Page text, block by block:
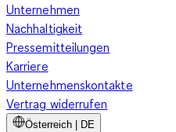
Unternehmen
Nachhaltigkeit
Pressemitteilungen
Karriere
Unternehmenskontakte
Vertrag widerrufen
Österreich | DE